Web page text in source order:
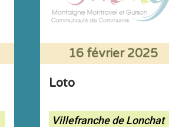
16 février 2025
Loto
Villefranche de Lonchat